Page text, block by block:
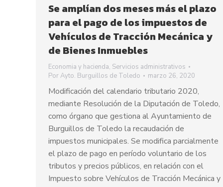
Se amplían dos meses más el plazo
para el pago de los impuestos de
Vehículos de Tracción Mecánica y
de Bienes Inmuebles
Economia y hacienda, Servicios administrativos
PorAyto. Burguillos de Toledo marzo 26, 2020
Modificación del calendario tributario 2020,
mediante Resolución de la Diputación de Toledo,
como órgano que gestiona al Ayuntamiento de
Burguillos de Toledo la recaudación de
impuestos municipales. Se modifica parcialmente
el plazo de pago en período voluntario de los
tributos y precios públicos, en relación con el
Impuesto sobre Vehículos de Tracción Mecánica y